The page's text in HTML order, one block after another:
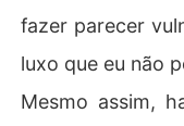
fazer parecer
luxo que eu não
Mesmo assim,